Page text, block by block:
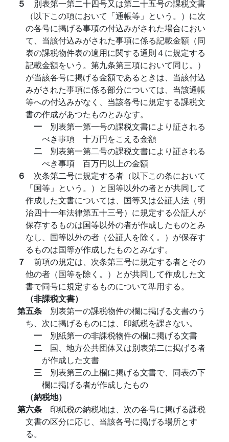
５ 別表第一第二十四号又は第二十五号の課税文書
（以下この項において「通帳等」という。）に次
の各号に掲げる事項の付込みがされた場合におい
て、当該付込みがされた事項に係る記載金額（同
表の課税物件表の適用に関する通則４に規定する
記載金額をいう。第九条第三項において同じ。）
が当該各号に掲げる金額であるときは、当該付込
みがされた事項に係る部分については、当該通帳
等への付込みがなく、当該各号に規定する課税文
書の作成があつたものとみなす。
一 別表第一第一号の課税文書により証される
べき事項 十万円をこえる金額
二 別表第一第二号の課税文書により証される
べき事項 百万円以上の金額
６ 次条第二号に規定する者（以下この条において
「国等」という。）と国等以外の者とが共同して
作成した文書については、国等又は公証人法（明
治四十一年法律第五十三号）に規定する公証人が
保存するものは国等以外の者が作成したものとみ
なし、国等以外の者（公証人を除く。）が保存す
るものは国等が作成したものとみなす。
７ 前項の規定は、次条第三号に規定する者とその
他の者（国等を除く。）とが共同して作成した文
書で同号に規定するものについて準用する。
（非課税文書）
第五条 別表第一の課税物件の欄に掲げる文書のう
ち、次に掲げるものには、印紙税を課さない。
一 別紙第一の非課税物件の欄に掲げる文書
二 国、地方公共団体又は別表第二に掲げる者
が作成した文書
三 別表第三の上欄に掲げる文書で、同表の下
欄に掲げる者が作成したもの
（納税地）
第六条 印紙税の納税地は、次の各号に掲げる課税
文書の区分に応じ、当該各号に掲げる場所とす
る。